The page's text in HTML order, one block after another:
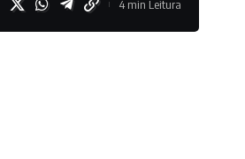
4 min Leitura